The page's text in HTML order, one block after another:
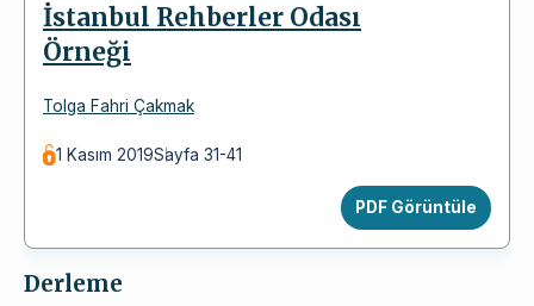
İstanbul Rehberler Odası
Örneği
Tolga Fahri Çakmak
1 Kasım 2019Sayfa 31-41
PDF Görüntüle
Derleme